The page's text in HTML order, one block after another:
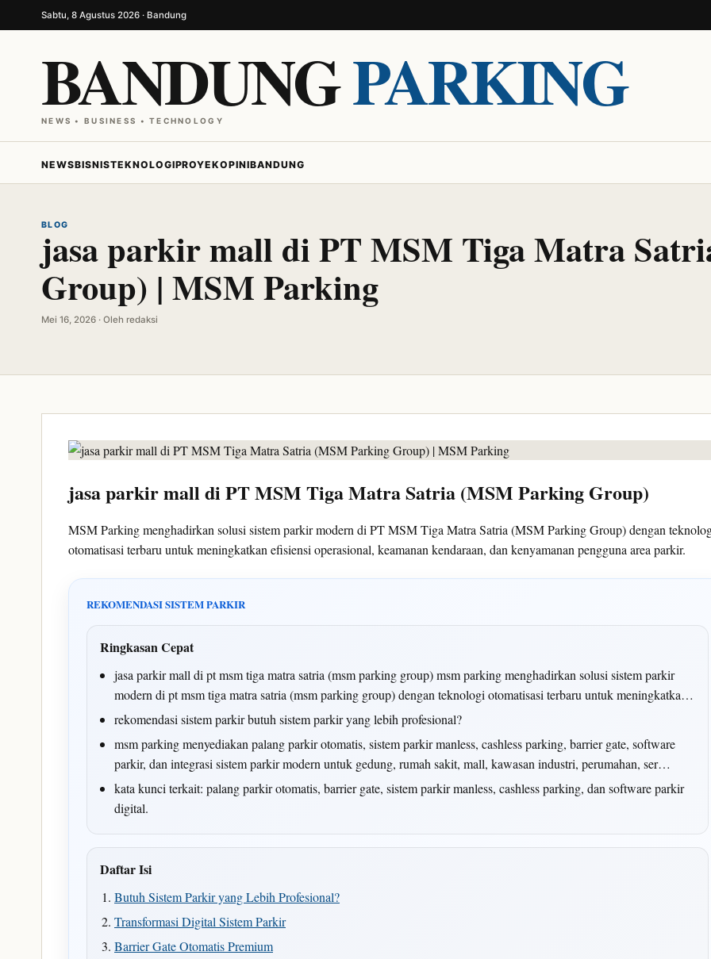
Sabtu, 8 Agustus 2026 · Bandung
BANDUNGPARKING
NEWS • BUSINESS • TECHNOLOGY
NEWSBISNISTEKNOLOGIPROYEKOPINIBANDUNG
BLOG
jasa parkir mall di PT MSM Tiga Matra
Group) | MSM Parking
Mei 16, 2026 · Oleh redaksi
jasa parkir mall di PT MSM Tiga Matra Satria (MSM Parking Group)
MSM Parking menghadirkan solusi sistem parkir modern di PT MSM Tiga Matra Satria (MSM Parking Group) dengan
otomatisasi terbaru untuk meningkatkan efisiensi operasional, keamanan kendaraan, dan kenyamanan pengguna area parkir.
REKOMENDASI SISTEM PARKIR
Ringkasan Cepat
jasa parkir mall di pt msm tiga matra satria (msm parking group) msm parking menghadirkan solusi sistem parkir
modern di pt msm tiga matra satria (msm parking group) dengan teknologi otomatisasi terbaru untuk meningkatka…
rekomendasi sistem parkir butuh sistem parkir yang lebih profesional?
msm parking menyediakan palang parkir otomatis, sistem parkir manless, cashless parking, barrier gate, software
parkir, dan integrasi sistem parkir modern untuk gedung, rumah sakit, mall, kawasan industri, perumahan, ser…
kata kunci terkait: palang parkir otomatis, barrier gate, sistem parkir manless, cashless parking, dan software parkir
digital.
Daftar Isi
Butuh Sistem Parkir yang Lebih Profesional?
Transformasi Digital Sistem Parkir
Barrier Gate Otomatis Premium